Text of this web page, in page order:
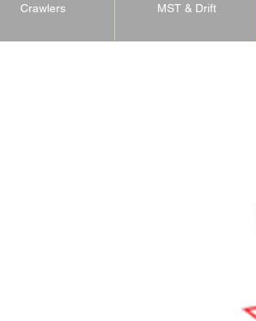
Crawlers MST & Drift